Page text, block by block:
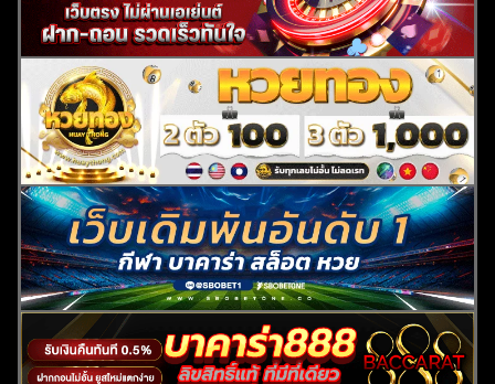
ค้นหา
สำหรับ: